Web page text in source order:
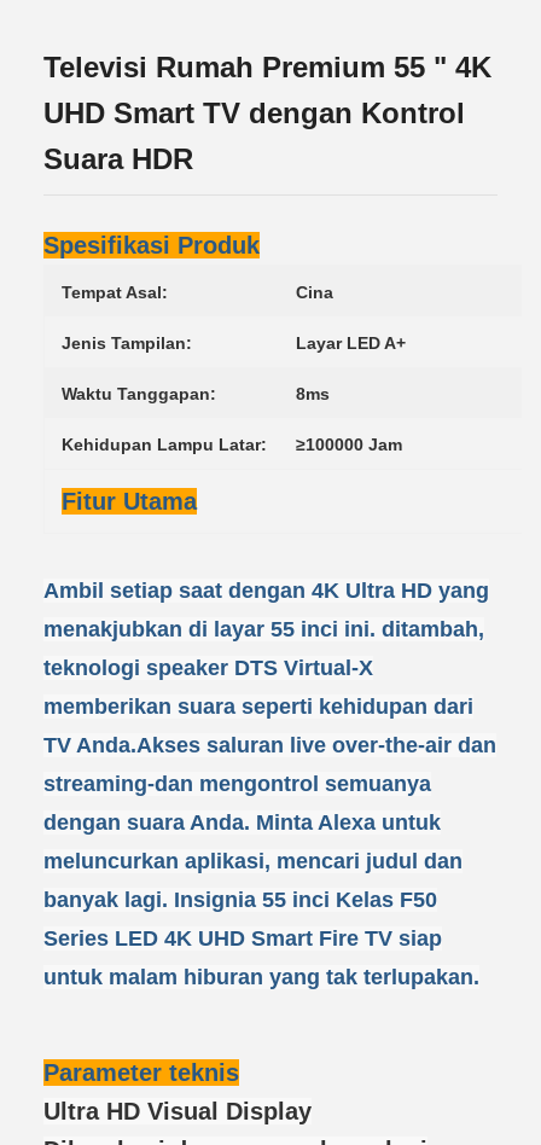
Televisi Rumah Premium 55 " 4K
UHD Smart TV dengan Kontrol
Suara HDR
Spesifikasi Produk
Tempat Asal: Cina
Jenis Tampilan: Layar LED A+
Waktu Tanggapan: 8ms
Kehidupan Lampu Latar: ≥100000 Jam
Fitur Utama
Ambil setiap saat dengan 4K Ultra HD yang
menakjubkan di layar 55 inci ini. ditambah,
teknologi speaker DTS Virtual-X
memberikan suara seperti kehidupan dari
TV Anda.Akses saluran live over-the-air dan
streaming-dan mengontrol semuanya
dengan suara Anda. Minta Alexa untuk
meluncurkan aplikasi, mencari judul dan
banyak lagi. Insignia 55 inci Kelas F50
Series LED 4K UHD Smart Fire TV siap
untuk malam hiburan yang tak terlupakan.
Parameter teknis
Ultra HD Visual Display